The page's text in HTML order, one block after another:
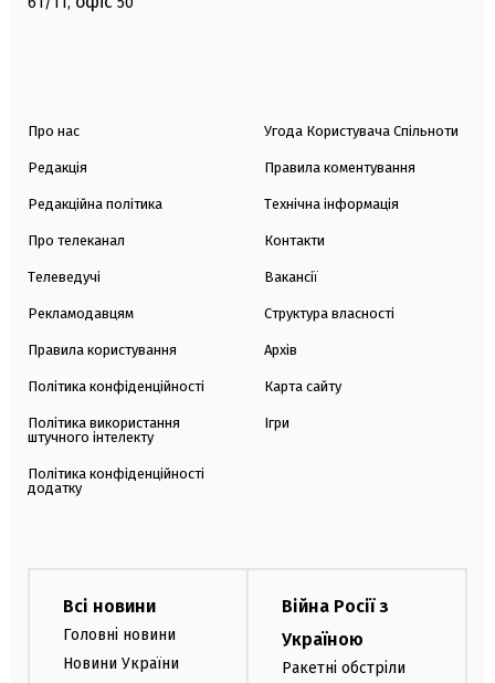
Про нас
Редакція
Редакційна політика
Про телеканал
Телеведучі
Рекламодавцям
Правила користування
Політика конфіденційності
Політика використання
штучного інтелекту
Політика конфіденційності
додатку
Угода Користувача Спільноти
Правила коментування
Технічна інформація
Контакти
Вакансії
Структура власності
Архів
Карта сайту
Ігри
Всі новини
Головні новини
Новини України
Війна Росії з
Україною
Ракетні обстріли